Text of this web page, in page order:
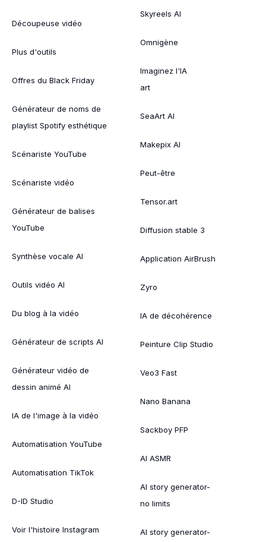
Découpeuse vidéo
Plus d'outils
Offres du Black Friday
Générateur de noms de
playlist Spotify esthétique
Scénariste YouTube
Scénariste vidéo
Générateur de balises
YouTube
Synthèse vocale AI
Outils vidéo AI
Du blog à la vidéo
Générateur de scripts AI
Générateur vidéo de
dessin animé AI
IA de l'image à la vidéo
Automatisation YouTube
Automatisation TikTok
D-ID Studio
Voir l'histoire Instagram
Skyreels AI
Omnigène
Imaginez l'IA
art
SeaArt AI
Makepix AI
Peut-être
Tensor.art
Diffusion stable 3
Application AirBrush
Zyro
IA de décohérence
Peinture Clip Studio
Veo3 Fast
Nano Banana
Sackboy PFP
AI ASMR
AI story generator-
no limits
AI story generator-